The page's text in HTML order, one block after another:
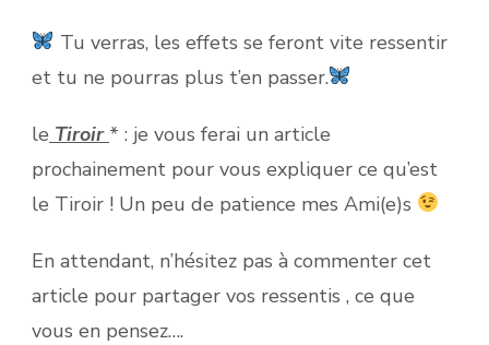
Tu verras, les effets se feront vite ressentir
et tu ne pourras plus t’en passer.
le Tiroir * : je vous ferai un article
prochainement pour vous expliquer ce qu’est
le Tiroir ! Un peu de patience mes Ami(e)s
En attendant, n’hésitez pas à commenter cet
article pour partager vos ressentis , ce que
vous en pensez….